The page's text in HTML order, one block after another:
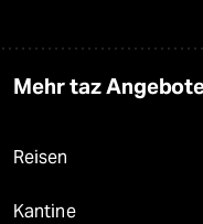
Mehr taz
Reisen
Kantine